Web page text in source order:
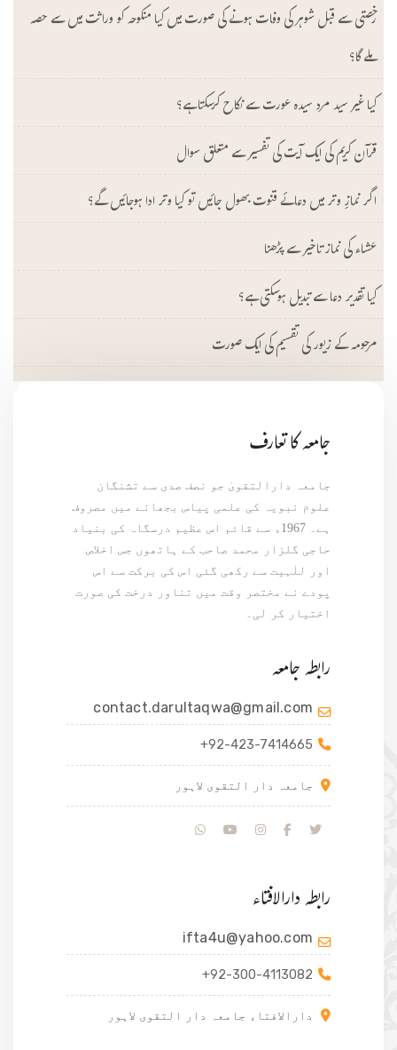
رخصتی سے قبل شوہر کی وفات ہونے کی صورت میں کیا منکوحہ کو وراثت میں سے حصہ
ملے گا؟
کیا غیر سید مرد سیدہ عورت سے نکاح کرسکتا ہے؟
قرآن کریم کی ایک آیت کی تفسیر سے متعلق سوال
اگر نمازِ وتر میں دعائے قنوت بھول جائیں تو کیا وتر ادا ہوجائیں گے؟
عشاء کی نماز تاخیر سے پڑھنا
کیا تقدیر دعا سے تبدیل ہوسکتی ہے؟
مرحومہ کے زیور کی تقسیم کی ایک صورت
جامعہ کا تعارف
جامعہ دارالتقویٰ جو نصف صدی سے تشنگان
علوم نبویہ کی علمی پیاس بجھانے میں مصروف
ہے۔ 1967ء سے قائم اس عظیم درسگاہ کی بنیاد
حاجی گلزار محمد صاحب کے ہاتھوں جس اخلاص
اور للٰہیت سے رکھی گئی اس کی برکت سے اس
پودے نے مختصر وقت میں تناور درخت کی صورت
اختیار کر لی۔
رابطہ جامعہ
contact.darultaqwa@gmail.com
+92-423-7414665
جامعہ دار التقوی لاہور
رابطہ دارالافتاء
ifta4u@yahoo.com
+92-300-4113082
دارالافتاء جامعہ دار التقوی لاہور